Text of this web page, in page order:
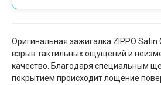
Оригинальная зажигалка ZIPPO Satin
взрыв тактильных ощущений и
качество. Благодаря специальным
покрытием происходит лощение